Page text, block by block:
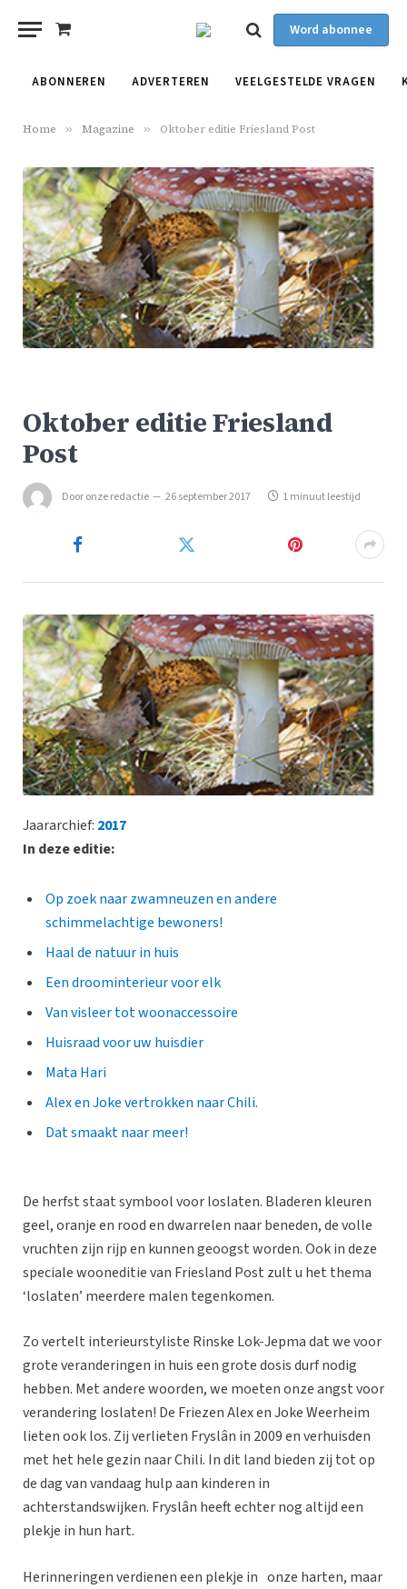
Shopping
Word abonnee
ABONNEREN ADVERTEREN VEELGESTELDE VRAGEN
Home » Magazine » Oktober editie Friesland Post
Oktober editie Friesland
Post
Dooronze redactie 26 september 2017 1 minuut leestijd
Jaararchief: 2017
In deze editie:
Op zoek naar zwamneuzen en andere
schimmelachtige bewoners!
Haal de natuur in huis
Een droominterieur voor elk
Van visleer tot woonaccessoire
Huisraad voor uw huisdier
Mata Hari
Alex en Joke vertrokken naar Chili.
Dat smaakt naar meer!
De herfst staat symbool voor loslaten. Bladeren kleuren
geel, oranje en rood en dwarrelen naar beneden, de volle
vruchten zijn rijp en kunnen geoogst worden. Ook in deze
speciale wooneditie van Friesland Post zult u het thema
‘loslaten’ meerdere malen tegenkomen.
Zo vertelt interieurstyliste Rinske Lok-Jepma dat we voor
grote veranderingen in huis een grote dosis durf nodig
hebben. Met andere woorden, we moeten onze angst voor
verandering loslaten! De Friezen Alex en Joke Weerheim
lieten ook los. Zij verlieten Fryslân in 2009 en verhuisden
met het hele gezin naar Chili. In dit land bieden zij tot op
de dag van vandaag hulp aan kinderen in
achterstandswijken. Fryslân heeft echter nog altijd een
plekje in hun hart.
Herinneringen verdienen een plekje in onze harten, maar